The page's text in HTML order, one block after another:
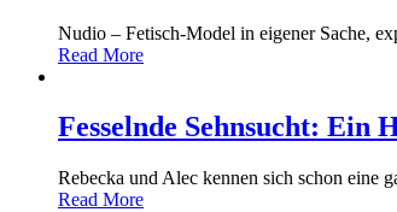
Nudio – Fetisch-Model in eigener Sache,
Read More
Fesselnde Sehnsucht: Ein
Rebecka und Alec kennen sich schon eine
Read More